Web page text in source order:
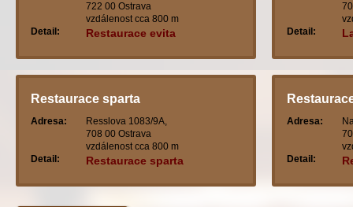
722 00 Ostrava
vzdálenost cca 800 m
Detail:
Restaurace evita
Detail:
Restaurace sparta
Adresa:
Resslova 1083/9A,
708 00 Ostrava
vzdálenost cca 800 m
Detail:
Restaurace sparta
Adresa:
Detail: